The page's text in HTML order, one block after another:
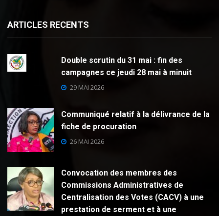
ARTICLES RECENTS
Double scrutin du 31 mai : fin des
campagnes ce jeudi 28 mai à minuit
29 MAI 2026
Communiqué relatif à la délivrance de la
fiche de procuration
26 MAI 2026
Convocation des membres des
Commissions Administratives de
Centralisation des Votes (CACV) à une
prestation de serment et à une